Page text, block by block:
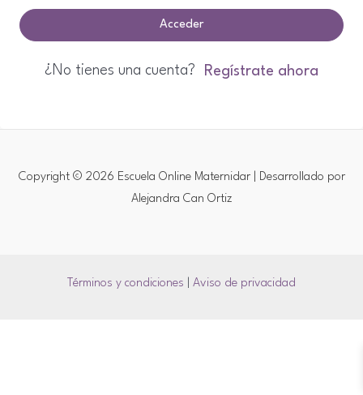
Acceder
¿No tienes una cuenta? Regístrate ahora
Copyright © 2026 Escuela Online Maternidar | Desarrollado por
Alejandra Can Ortiz
Términos y condiciones Aviso de privacidad